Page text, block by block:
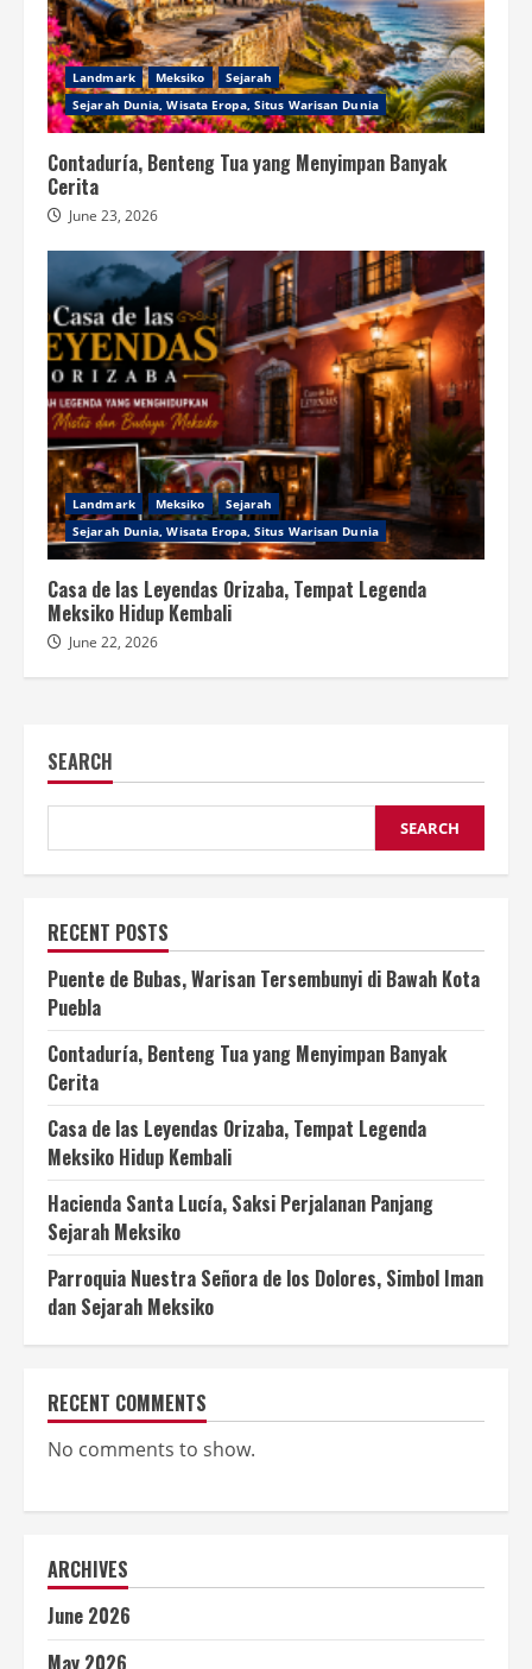
Landmark Meksiko
Sejarah
Sejarah Dunia, Wisata Eropa, Situs Warisan Dunia
Contaduría, Benteng Tua yang Menyimpan Banyak
Cerita
June 23, 2026
Landmark Meksiko
Sejarah
Sejarah Dunia, Wisata Eropa, Situs Warisan Dunia
Casa de las Leyendas Orizaba, Tempat Legenda
Meksiko Hidup Kembali
June 22, 2026
SEARCH
SEARCH
RECENT POSTS
Puente de Bubas, Warisan Tersembunyi di Bawah Kota
Puebla
Contaduría, Benteng Tua yang Menyimpan Banyak
Cerita
Casa de las Leyendas Orizaba, Tempat Legenda
Meksiko Hidup Kembali
Hacienda Santa Lucía, Saksi Perjalanan Panjang
Sejarah Meksiko
Parroquia Nuestra Señora de los Dolores, Simbol Iman
dan Sejarah Meksiko
RECENT COMMENTS
No comments to show.
ARCHIVES
June 2026